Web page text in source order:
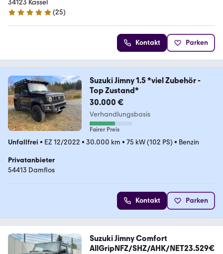
34123 Kassel
5 Sterne
(25)
Kontakt Parken
Suzuki Jimny 1.5 *viel Zubehör -
Top Zustand*
30.000 €
Verhandlungsbasis
Fairer Preis
Unfallfrei • EZ 12/2022 • 30.000 km • 75 kW (102 PS) • Benzin
Privatanbieter
54413 Damflos
Kontakt Parken
Suzuki Jimny Comfort
AllGripNFZ/SHZ/AHK/NET23.529€